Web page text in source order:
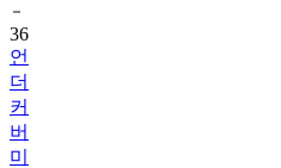
36
언
더
커
버
미